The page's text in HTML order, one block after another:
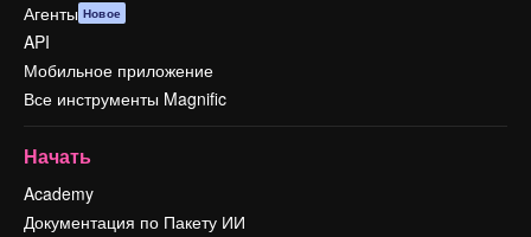
Агенты Новое
API
Мобильное приложение
Все инструменты Magnific
Начать
Academy
Документация по Пакету ИИ